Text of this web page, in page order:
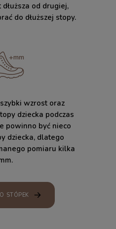
od drugiej,
do dłuższej stopy.
wzrost oraz
dziecka podczas
powinno być nieco
dziecka, dlatego
pomiaru kilka
STÓPEK